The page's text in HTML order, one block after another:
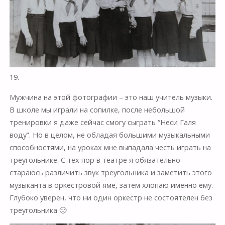
19.
Мужчина на этой фотографии – это наш учитель музыки.
В школе мы играли на сопилке, после небольшой
тренировки я даже сейчас смогу сыграть “Неси Галя
воду”. Но в целом, не обладая большими музыкальными
способностями, на уроках мне выпадала честь играть на
треугольнике. С тех пор в театре я обязательно
стараюсь различить звук треугольника и заметить этого
музыканта в оркестровой яме, затем хлопаю именно ему.
Глубоко уверен, что ни один оркестр не состоятелен без
треугольника 🙂